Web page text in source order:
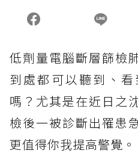
低劑量電腦斷層篩檢
到處都可以聽到、
嗎？尤其是在近日之
檢後一被診斷出罹患
更值得你我提高警覺。